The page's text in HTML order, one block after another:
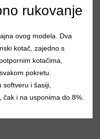
rukovanje
ovog modela. Dva
kotač, zajedno s
kotačima,
pokretu.
i šasiji,
i na usponima do 8%.